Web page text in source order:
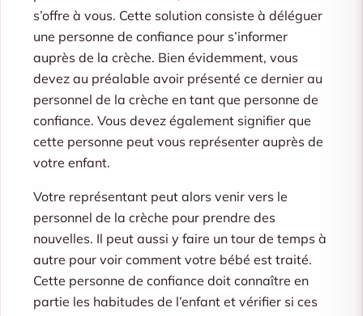
s’offre à vous. Cette solution consiste à déléguer
une personne de confiance pour s’informer
auprès de la crèche. Bien évidemment, vous
devez au préalable avoir présenté ce dernier au
personnel de la crèche en tant que personne de
confiance. Vous devez également signifier que
cette personne peut vous représenter auprès de
votre enfant.
Votre représentant peut alors venir vers le
personnel de la crèche pour prendre des
nouvelles. Il peut aussi y faire un tour de temps à
autre pour voir comment votre bébé est traité.
Cette personne de confiance doit connaître en
partie les habitudes de l’enfant et vérifier si ces